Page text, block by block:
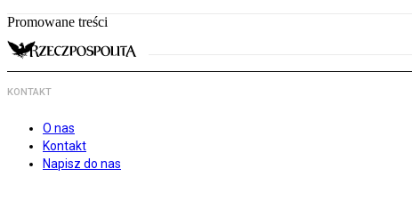
Promowane treści
KONTAKT
O nas
Kontakt
Napisz do nas